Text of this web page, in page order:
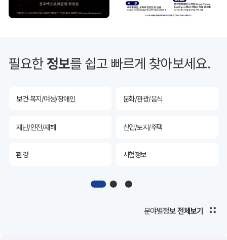
필요한정보를 쉽고 빠르게 찾아보세요.
투자유치 공공데이터&통계
산림 해양/수산
보건·복지/여성/장애인 문화/관광/음식
재난/안전/재해 산업/토지/주택
환경 시험정보
디지털아카이브
공공데이터&통계
분야별정보 전체보기